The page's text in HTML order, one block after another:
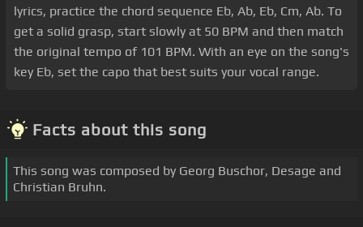
lyrics, practice the chord sequence Eb, Ab, Eb, Cm, Ab. To
get a solid grasp, start slowly at 50 BPM and then match
the original tempo of 101 BPM. With an eye on the song's
key Eb, set the capo that best suits your vocal range.
Facts about this song
This song was composed by Georg Buschor, Desage and
Christian Bruhn.